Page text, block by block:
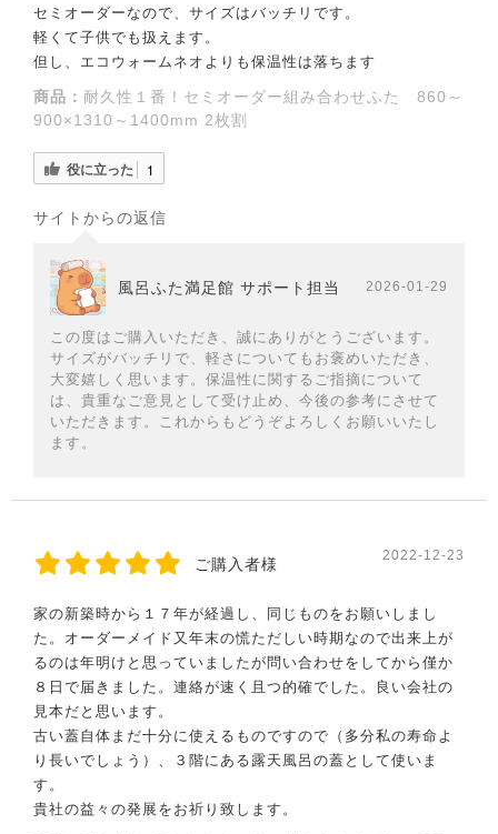
セミオーダーなので、サイズはバッチリです。
軽くて子供でも扱えます。
但し、エコウォームネオよりも保温性は落ちます
商品： 耐久性１番！セミオーダー組み合わせふた 860～
900×1310～1400mm 2枚割
役に立った 1
サイトからの返信
風呂ふた満足館 サポート担当 2026-01-29
この度はご購入いただき、誠にありがとうございます。
サイズがバッチリで、軽さについてもお褒めいただき、
大変嬉しく思います。保温性に関するご指摘について
は、貴重なご意見として受け止め、今後の参考にさせて
いただきます。これからもどうぞよろしくお願いいたし
ます。
ご購入者様 2022-12-23
家の新築時から１７年が経過し、同じものをお願いしまし
た。オーダーメイド又年末の慌ただしい時期なので出来上が
るのは年明けと思っていましたが問い合わせをしてから僅か
８日で届きました。連絡が速く且つ的確でした。良い会社の
見本だと思います。
古い蓋自体まだ十分に使えるものですので（多分私の寿命よ
り長いでしょう）、３階にある露天風呂の蓋として使いま
す。
貴社の益々の発展をお祈り致します。